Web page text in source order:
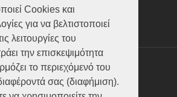
Cookies και
για να βελτιστοποιεί
λειτουργίες του
την επισκεψιμότητα
το περιεχόμενό του
σας (διαφήμιση).
Scooter
ATV (Loncin)
ΥΠΗΡΕΣΙΕΣ